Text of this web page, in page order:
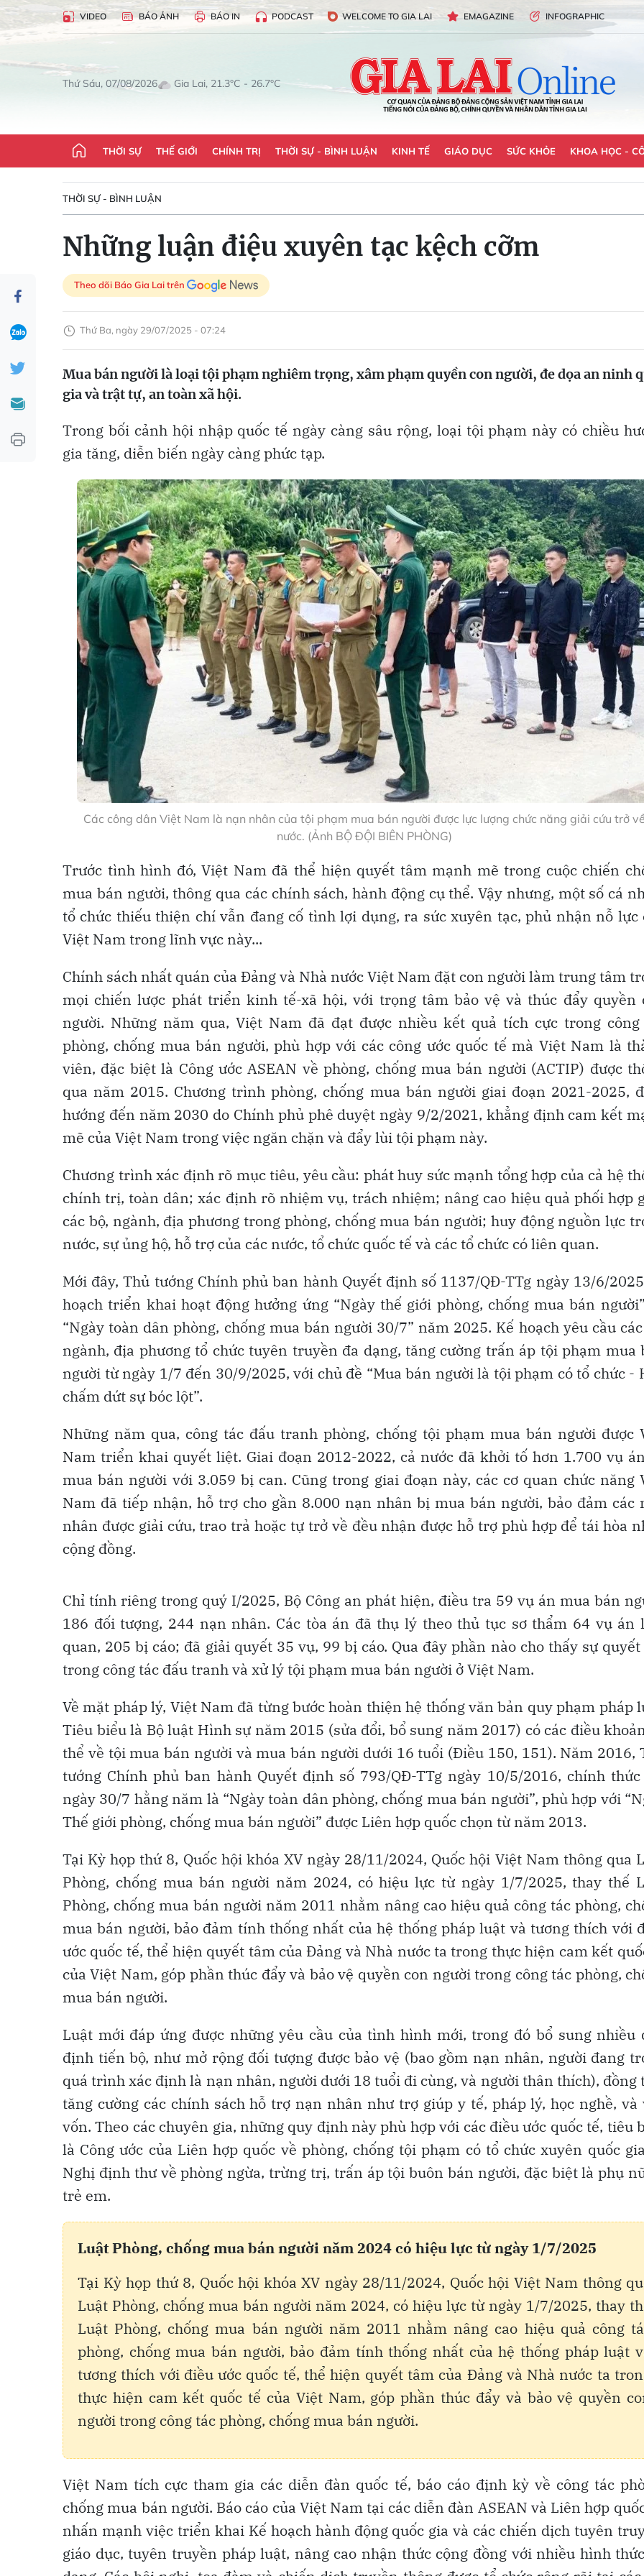
VIDEO BÁO ẢNH BÁO IN PODCAST WELCOME TO GIA LAI EMAGAZINE INFOGRAPHIC
Thứ Sáu, 07/08/2026 Gia Lai, 21.3°C - 26.7°C
THỜI SỰ THẾ GIỚI CHÍNH TRỊ THỜI SỰ - BÌNH LUẬN KINH TẾ GIÁO DỤC SỨC KHỎE KHOA HỌC -
THỜI SỰ - BÌNH LUẬN
Những luận điệu xuyên tạc kệch cỡm
Theo dõi Báo Gia Lai trên
Thứ Ba, ngày 29/07/2025 - 07:24
Mua bán người là loại tội phạm nghiêm trọng, xâm phạm quyền con người, đe dọa an ninh
gia và trật tự, an toàn xã hội.
Trong bối cảnh hội nhập quốc tế ngày càng sâu rộng, loại tội phạm này có chiều
gia tăng, diễn biến ngày càng phức tạp.
Các công dân Việt Nam là nạn nhân của tội phạm mua bán người được lực lượng chức năng giải cứu trở về
nước. (Ảnh BỘ ĐỘI BIÊN PHÒNG)
Trước tình hình đó, Việt Nam đã thể hiện quyết tâm mạnh mẽ trong cuộc chiến
mua bán người, thông qua các chính sách, hành động cụ thể. Vậy nhưng, một số cá
tổ chức thiếu thiện chí vẫn đang cố tình lợi dụng, ra sức xuyên tạc, phủ nhận nỗ lực
Việt Nam trong lĩnh vực này...
Chính sách nhất quán của Đảng và Nhà nước Việt Nam đặt con người làm trung tâm
mọi chiến lược phát triển kinh tế-xã hội, với trọng tâm bảo vệ và thúc đẩy quyền
người. Những năm qua, Việt Nam đã đạt được nhiều kết quả tích cực trong công
phòng, chống mua bán người, phù hợp với các công ước quốc tế mà Việt Nam là
viên, đặc biệt là Công ước ASEAN về phòng, chống mua bán người (ACTIP) được
qua năm 2015. Chương trình phòng, chống mua bán người giai đoạn 2021-2025,
hướng đến năm 2030 do Chính phủ phê duyệt ngày 9/2/2021, khẳng định cam kết
mẽ của Việt Nam trong việc ngăn chặn và đẩy lùi tội phạm này.
Chương trình xác định rõ mục tiêu, yêu cầu: phát huy sức mạnh tổng hợp của cả hệ
chính trị, toàn dân; xác định rõ nhiệm vụ, trách nhiệm; nâng cao hiệu quả phối hợp
các bộ, ngành, địa phương trong phòng, chống mua bán người; huy động nguồn lực
nước, sự ủng hộ, hỗ trợ của các nước, tổ chức quốc tế và các tổ chức có liên quan.
Mới đây, Thủ tướng Chính phủ ban hành Quyết định số 1137/QĐ-TTg ngày 13/6/
hoạch triển khai hoạt động hưởng ứng “Ngày thế giới phòng, chống mua bán
“Ngày toàn dân phòng, chống mua bán người 30/7” năm 2025. Kế hoạch yêu cầu
ngành, địa phương tổ chức tuyên truyền đa dạng, tăng cường trấn áp tội phạm mua
người từ ngày 1/7 đến 30/9/2025, với chủ đề “Mua bán người là tội phạm có tổ chức -
chấm dứt sự bóc lột”.
Những năm qua, công tác đấu tranh phòng, chống tội phạm mua bán người được
Nam triển khai quyết liệt. Giai đoạn 2012-2022, cả nước đã khởi tố hơn 1.700 vụ
mua bán người với 3.059 bị can. Cũng trong giai đoạn này, các cơ quan chức năng
Nam đã tiếp nhận, hỗ trợ cho gần 8.000 nạn nhân bị mua bán người, bảo đảm các
nhân được giải cứu, trao trả hoặc tự trở về đều nhận được hỗ trợ phù hợp để tái hòa
cộng đồng.
Chỉ tính riêng trong quý I/2025, Bộ Công an phát hiện, điều tra 59 vụ án mua bán
186 đối tượng, 244 nạn nhân. Các tòa án đã thụ lý theo thủ tục sơ thẩm 64 vụ án
quan, 205 bị cáo; đã giải quyết 35 vụ, 99 bị cáo. Qua đây phần nào cho thấy sự
trong công tác đấu tranh và xử lý tội phạm mua bán người ở Việt Nam.
Về mặt pháp lý, Việt Nam đã từng bước hoàn thiện hệ thống văn bản quy phạm pháp
Tiêu biểu là Bộ luật Hình sự năm 2015 (sửa đổi, bổ sung năm 2017) có các điều
thể về tội mua bán người và mua bán người dưới 16 tuổi (Điều 150, 151). Năm 2016,
tướng Chính phủ ban hành Quyết định số 793/QĐ-TTg ngày 10/5/2016, chính
ngày 30/7 hằng năm là “Ngày toàn dân phòng, chống mua bán người”, phù hợp với
Thế giới phòng, chống mua bán người” được Liên hợp quốc chọn từ năm 2013.
Tại Kỳ họp thứ 8, Quốc hội khóa XV ngày 28/11/2024, Quốc hội Việt Nam thông qua
Phòng, chống mua bán người năm 2024, có hiệu lực từ ngày 1/7/2025, thay thế
Phòng, chống mua bán người năm 2011 nhằm nâng cao hiệu quả công tác phòng,
mua bán người, bảo đảm tính thống nhất của hệ thống pháp luật và tương thích với
ước quốc tế, thể hiện quyết tâm của Đảng và Nhà nước ta trong thực hiện cam kết
của Việt Nam, góp phần thúc đẩy và bảo vệ quyền con người trong công tác phòng,
mua bán người.
Luật mới đáp ứng được những yêu cầu của tình hình mới, trong đó bổ sung nhiều
định tiến bộ, như mở rộng đối tượng được bảo vệ (bao gồm nạn nhân, người đang
quá trình xác định là nạn nhân, người dưới 18 tuổi đi cùng, và người thân thích), đồng
tăng cường các chính sách hỗ trợ nạn nhân như trợ giúp y tế, pháp lý, học nghề, và
vốn. Theo các chuyên gia, những quy định này phù hợp với các điều ước quốc tế, tiêu
là Công ước của Liên hợp quốc về phòng, chống tội phạm có tổ chức xuyên quốc
Nghị định thư về phòng ngừa, trừng trị, trấn áp tội buôn bán người, đặc biệt là phụ
trẻ em.
Luật Phòng, chống mua bán người năm 2024 có hiệu lực từ ngày 1/7/2025
Tại Kỳ họp thứ 8, Quốc hội khóa XV ngày 28/11/2024, Quốc hội Việt Nam thông
Luật Phòng, chống mua bán người năm 2024, có hiệu lực từ ngày 1/7/2025, thay
Luật Phòng, chống mua bán người năm 2011 nhằm nâng cao hiệu quả công
phòng, chống mua bán người, bảo đảm tính thống nhất của hệ thống pháp luật
tương thích với điều ước quốc tế, thể hiện quyết tâm của Đảng và Nhà nước ta
thực hiện cam kết quốc tế của Việt Nam, góp phần thúc đẩy và bảo vệ quyền
người trong công tác phòng, chống mua bán người.
Việt Nam tích cực tham gia các diễn đàn quốc tế, báo cáo định kỳ về công tác
chống mua bán người. Báo cáo của Việt Nam tại các diễn đàn ASEAN và Liên hợp
nhấn mạnh việc triển khai Kế hoạch hành động quốc gia và các chiến dịch tuyên
giáo dục, tuyên truyền pháp luật, nâng cao nhận thức cộng đồng với nhiều hình